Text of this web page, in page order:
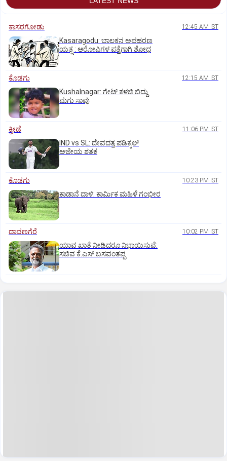
ಕಾಸರಗೋಡು 12:45 AM IST
Kasaragodu: ಬಾಲಕನ ಅಪಹರಣ
ಯತ್ನ : ಆರೋಪಿಗಳ ಪತ್ತೆಗಾಗಿ ಶೋಧ
ಕೊಡಗು 12:15 AM IST
Kushalnagar: ಗೇಟ್ ಕಳಚಿ ಬಿದ್ದು
ಮಗು ಸಾವು
ಕ್ರೀಡೆ 11:06 PM IST
IND vs SL: ದೇವದತ್ತ ಪಡಿಕ್ಕಲ್‌
ಅಜೇಯ ಶತಕ
ಕೊಡಗು 10:23 PM IST
ಕಾಡಾನೆ ದಾಳಿ: ಕಾರ್ಮಿಕ ಮಹಿಳೆ ಗಂಭೀರ
ದಾವಣಗೆರೆ 10:02 PM IST
ಯಾವ ಖಾತೆ ನೀಡಿದರೂ ನಿಭಾಯಿಸುವೆ:
ಸಚಿವ ಕೆ.ಎಸ್.ಬಸವಂತಪ್ಪ